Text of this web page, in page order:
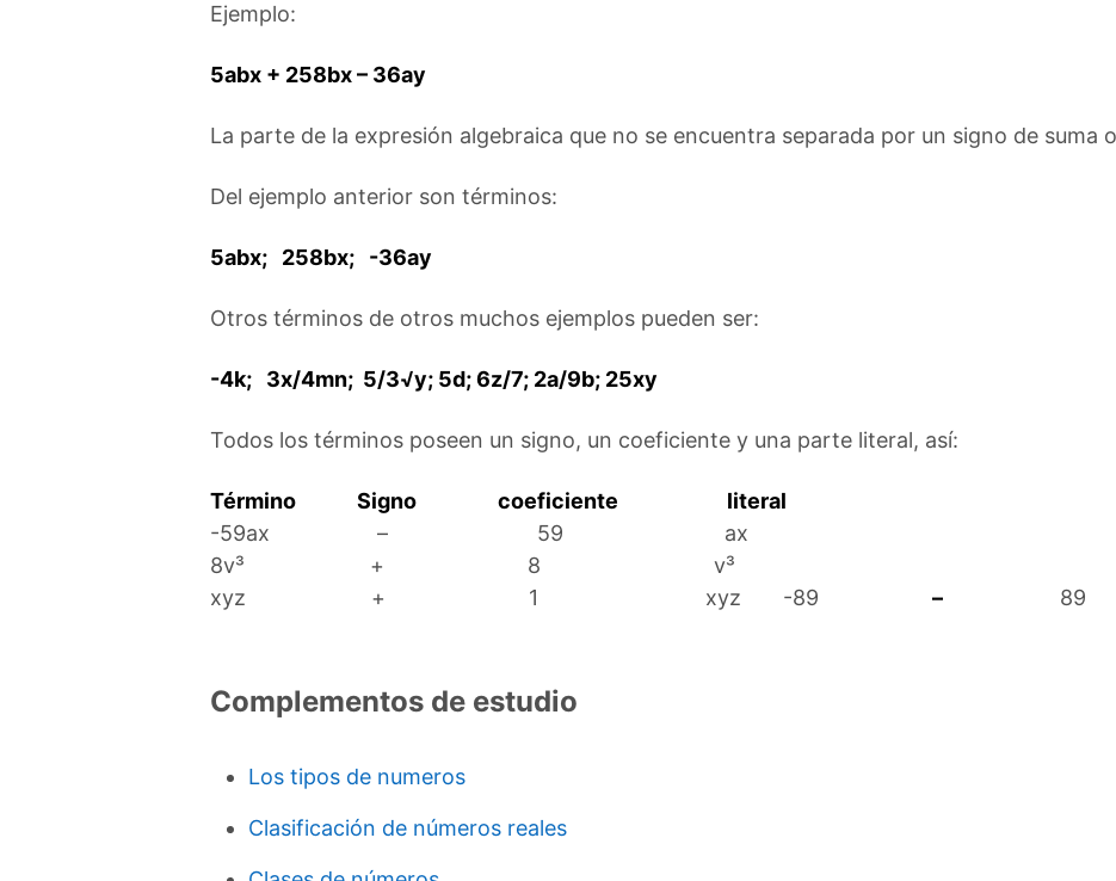
Ejemplo:
5abx + 258bx – 36ay
La parte de la expresión algebraica que no se encuentra separada por un signo de suma
Del ejemplo anterior son términos:
5abx; 258bx; -36ay
Otros términos de otros muchos ejemplos pueden ser:
-4k; 3x/4mn; 5/3√y; 5d; 6z/7; 2a/9b; 25xy
Todos los términos poseen un signo, un coeficiente y una parte literal, así:
Término Signo coeficiente
literal
-59ax – 59 ax
8v³ + 8 v³
xyz + 1 xyz -89
– 89
Complementos de estudio
Los tipos de numeros
Clasificación de números reales